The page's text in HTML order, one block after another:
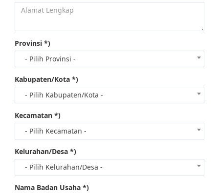
Provinsi *)
- Pilih Provinsi -
Kabupaten/Kota *)
- Pilih Kabupaten/Kota -
Kecamatan *)
- Pilih Kecamatan -
Kelurahan/Desa *)
- Pilih Kelurahan/Desa -
Nama Badan Usaha *)